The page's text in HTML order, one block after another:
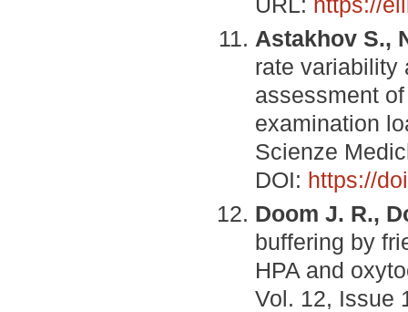
Astakhov S.,
rate variability
assessment
examination
Scienze
DOI: https://
Doom J. R.,
buffering by
HPA and
Vol. 12, Issue